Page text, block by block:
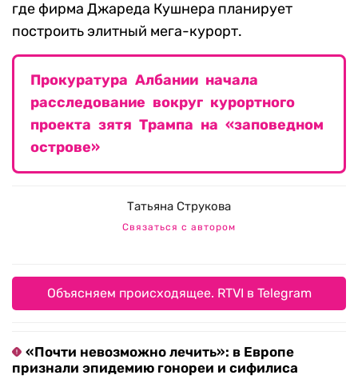
где фирма Джареда Кушнера планирует
построить элитный мега-курорт.
Прокуратура Албании начала
расследование вокруг курортного
проекта зятя Трампа на «заповедном
острове»
Татьяна Струкова
Связаться с автором
Объясняем происходящее. RTVI в Telegram
«Почти невозможно лечить»: в Европе
признали эпидемию гонореи и сифилиса